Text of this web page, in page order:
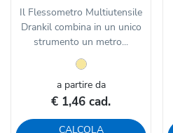
Il Flessometro Multiutensile
Drankil combina in un unico
strumento un metro...
a partire da
€ 1,46 cad.
CALCOLA